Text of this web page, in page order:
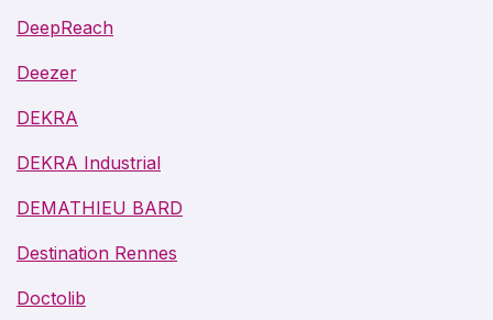
DeepReach
Deezer
DEKRA
DEKRA Industrial
DEMATHIEU BARD
Destination Rennes
Doctolib